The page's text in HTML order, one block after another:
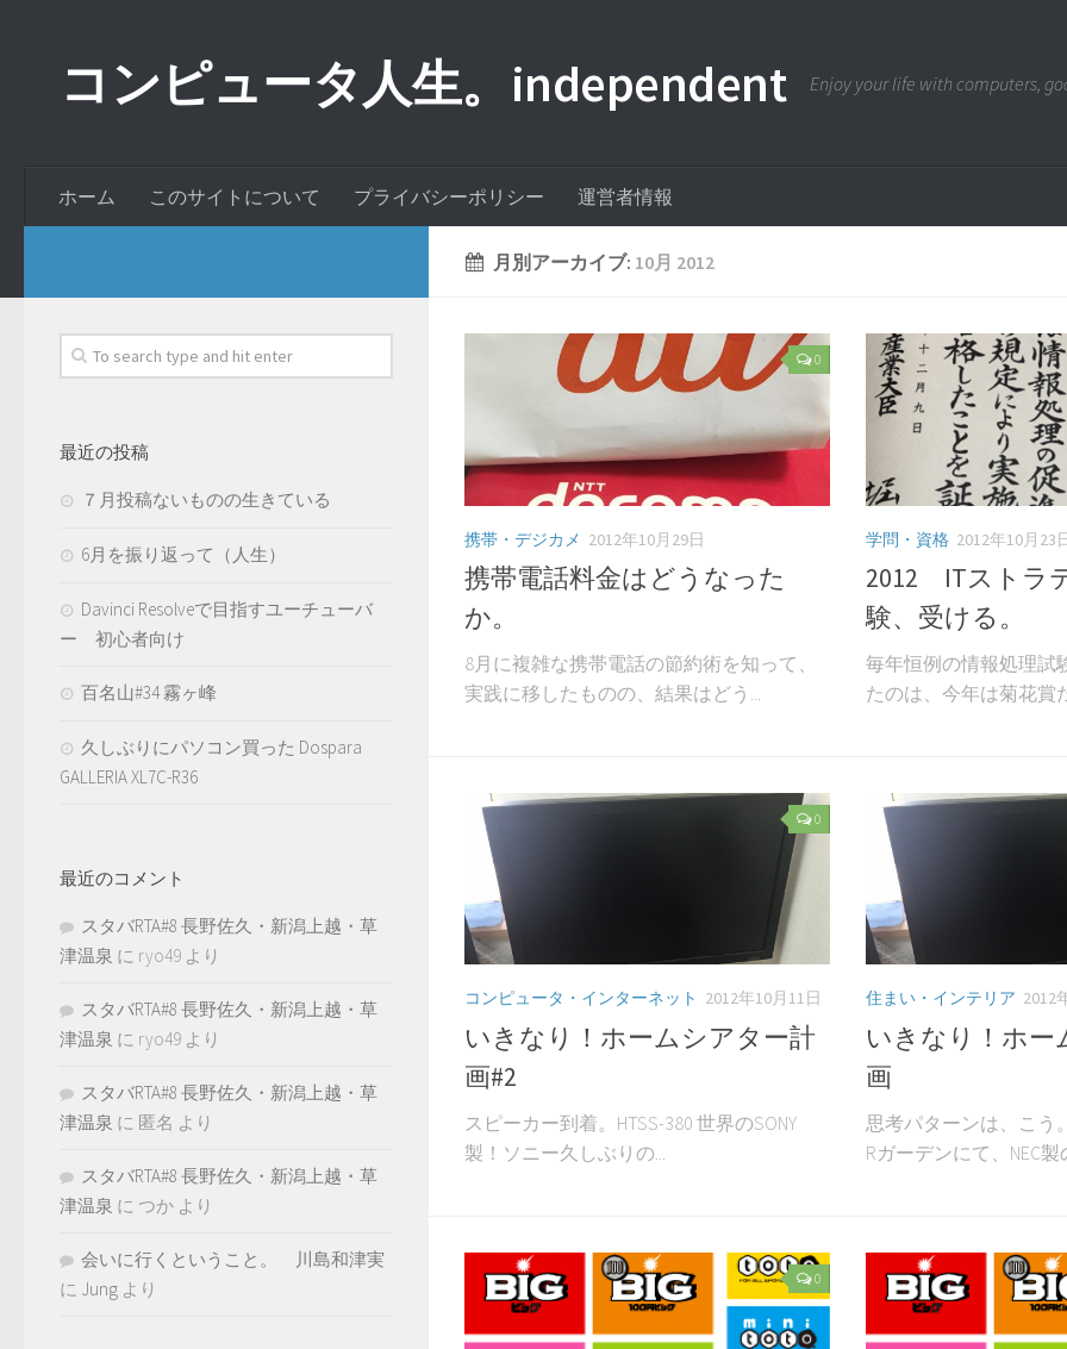
コンピュータ人生。independent Enjoy your life with computers,
ホーム このサイトについて プライバシーポリシー 運営者情報
月別アーカイブ: 10月 2012
0
携帯・デジカメ 2012年10月29日
携帯電話料金はどうなった
か。
8月に複雑な携帯電話の節約術を知って、
実践に移したものの、結果はどう...
学問・資格 2012年10月23
2012 ITストラ
験、受ける。
毎年恒例の情報処理試
たのは、今年は菊花賞
0
コンピュータ・インターネット 2012年10月11日
いきなり！ホームシアター計
画#2
スピーカー到着。HTSS-380 世界のSONY
製！ソニー久しぶりの...
住まい・インテリア 2012
いきなり！ホー
画
思考パターンは、こう
Rガーデンにて、NEC製の
0
最近の投稿
７月投稿ないものの生きている
6月を振り返って（人生）
Davinci Resolveで目指すユーチューバ
ー 初心者向け
百名山#34 霧ヶ峰
久しぶりにパソコン買った Dospara
GALLERIA XL7C-R36
最近のコメント
スタバRTA#8 長野佐久・新潟上越・草
津温泉 に ryo49 より
スタバRTA#8 長野佐久・新潟上越・草
津温泉 に ryo49 より
スタバRTA#8 長野佐久・新潟上越・草
津温泉 に 匿名 より
スタバRTA#8 長野佐久・新潟上越・草
津温泉 に つか より
会いに行くということ。 川島和津実
に Jung より